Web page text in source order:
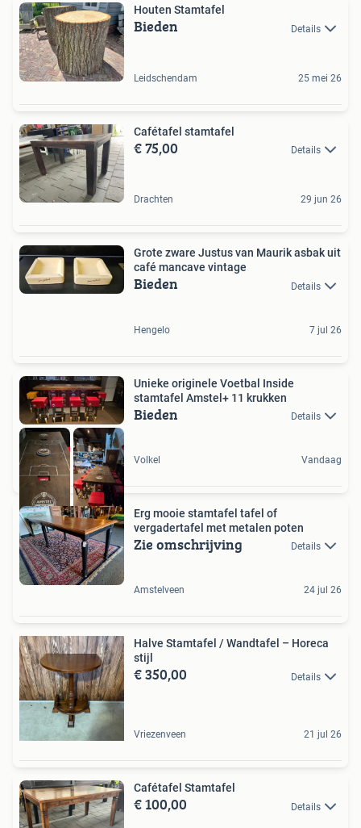
Houten Stamtafel
Bieden Details
Leidschendam 25 mei 26
Cafétafel stamtafel
€ 75,00 Details
Drachten 29 jun 26
Grote zware Justus van Maurik asbak uit
café mancave vintage
Bieden Details
Hengelo 7 jul 26
Unieke originele Voetbal Inside
stamtafel Amstel+ 11 krukken
Bieden Details
Volkel Vandaag
Erg mooie stamtafel tafel of
vergadertafel met metalen poten
Zie omschrijving Details
Amstelveen 24 jul 26
Halve Stamtafel / Wandtafel – Horeca
stijl
€ 350,00 Details
Vriezenveen 21 jul 26
Cafétafel Stamtafel
€ 100,00 Details